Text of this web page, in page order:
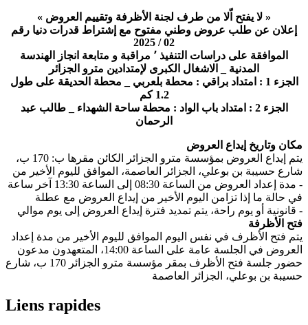
« لا يفتح اّلا من طرف لجنة الأظرفة وتقييم العروض »
إعلان عن طلب عروض وطني مفتوح مع إشتراط قدرات دنيا رقم
02 / 2025
الموافقة على دراسات التنفيذ ٬ مراقبة و متابعة انجاز الهندسة
المدنية _ الاشغال الكبرى لإمتدادين مترو الجزائر
الجزء 1 : امتداد براقي : محطة بلعربي _ محطة الحديقة على طول
1.2 كم
الجزء 2 : امتداد باب الواد : محطة ساحة الشهداء _ طالب عبد
الرحمان
مكان وتاريخ إيداع العروض
يتم إيداع العروض بمؤسسة مترو الجزائر الكائن مقرها ب: 170 ب،
شارع حسيبة بن بوعلي، الجزائر العاصمة، الموافق لليوم الأخير من
مدة إعداد العروض من الساعة 08:30 إلى الساعة 13:30 آخر ساعة -
في حالة ما إذا تزامن اليوم الأخير من إيداع العروض مع عطلة
قانونية أو يوم راحة، يتم تمديد فترة إيداع العروض إلى يوم موالي -
فتح الأظرفة
يتم فتح الأظرف في نفس اليوم الموافق لليوم الأخير من مدة إعداد
العروض في الجلسة عامة على الساعة 14:00، المتعهدون مدعون
حضور جلسة فتح الأظرف بمقر مؤسسة مترو الجزائر 170 ب، شارع
حسيبة بن بوعلي، الجزائر العاصمة
Liens rapides